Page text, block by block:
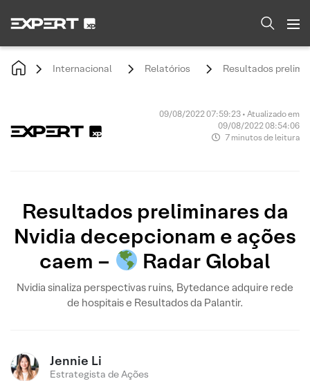
Internacional Relatórios Resultados
09/08/2022 07:59:23 • Atualizado em
09/08/2022 08:54:06
7 minutos de leitura
Resultados preliminares da
Nvidia decepcionam e ações
caem –
Radar Global
Nvidia sinaliza perspectivas ruins, Bytedance adquire rede
de hospitais e Resultados da Palantir.
Jennie Li
Estrategista de Ações